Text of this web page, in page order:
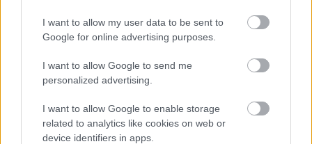
I want to allow my user data to be sent to
Google for online advertising purposes.
I want to allow Google to send me
personalized advertising.
I want to allow Google to enable storage
related to analytics like cookies on web or
device identifiers in apps.
E-mail cím
Feliratkozom a hírlevélre és elfogadom az
szabályzatot!